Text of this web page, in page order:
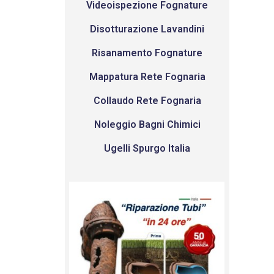
Videoispezione Fognature
Disotturazione Lavandini
Risanamento Fognature
Mappatura Rete Fognaria
Collaudo Rete Fognaria
Noleggio Bagni Chimici
Ugelli Spurgo Italia